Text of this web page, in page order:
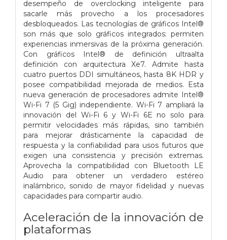
desempeño de overclocking inteligente para
sacarle más provecho a los procesadores
desbloqueados. Las tecnologías de gráficos Intel®
son más que solo gráficos integrados: permiten
experiencias inmersivas de la próxima generación.
Con gráficos Intel® de definición ultraalta
definición con arquitectura Xe7. Admite hasta
cuatro puertos DDI simultáneos, hasta 8K HDR y
posee compatibilidad mejorada de medios. Esta
nueva generación de procesadores admite Intel®
Wi-Fi 7 (5 Gig) independiente. Wi-Fi 7 ampliará la
innovación del Wi-Fi 6 y Wi-Fi 6E no solo para
permitir velocidades más rápidas, sino también
para mejorar drásticamente la capacidad de
respuesta y la confiabilidad para usos futuros que
exigen una consistencia y precisión extremas.
Aprovecha la compatibilidad con Bluetooth LE
Audio para obtener un verdadero estéreo
inalámbrico, sonido de mayor fidelidad y nuevas
capacidades para compartir audio.
Aceleración de la innovación de
plataformas